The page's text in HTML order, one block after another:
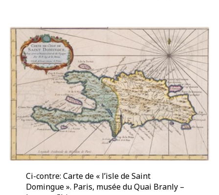
Ci-contre: Carte de « l’isle de Saint
Domingue ». Paris, musée du Quai Branly –